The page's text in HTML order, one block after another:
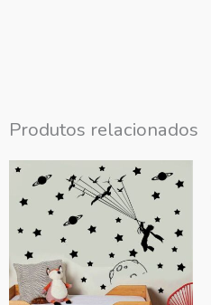
Produtos relacionados